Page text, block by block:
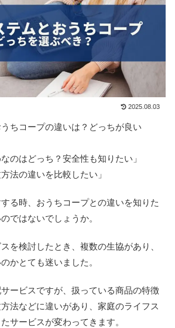
2025.08.03
うちコープの違いは？どっちが良い
のはどっち？安全性も知りたい」
法の違いを比較したい」
る時、おうちコープとの違いを知りた
ではないでしょうか。
を検討したとき、複数の生協があり、
かとても迷いました。
ービスですが、扱っている商品の特徴
法などに違いがあり、家庭のライフス
サービスが変わってきます。